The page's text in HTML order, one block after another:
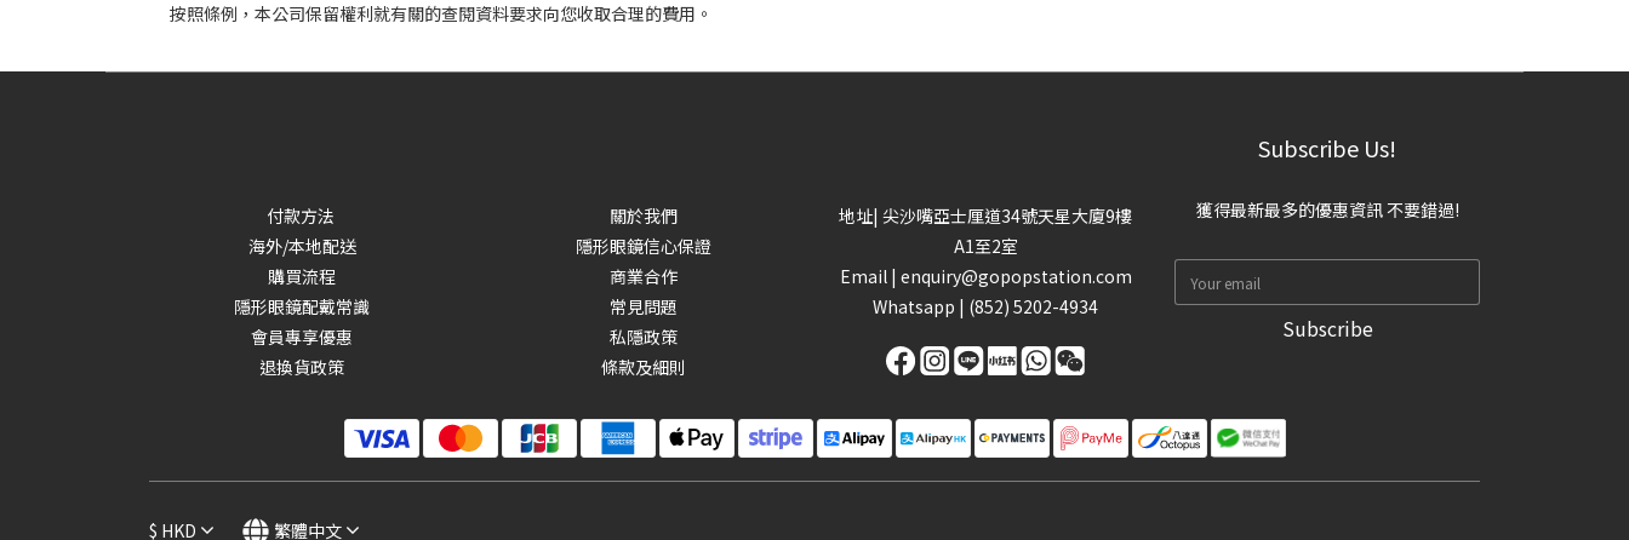
按照條例，本公司保留權利就有關的查閱資料要求向您收取合理的費用。
付款方法
海外/本地配送
購買流程
隱形眼鏡配戴常識
會員專享優惠
退換貨政策
關於我們
隱形眼鏡信心保證
商業合作
常見問題
私隱政策
條款及細則
地址| 尖沙嘴亞士厘道34號天星大廈9樓
A1至2室
Email | enquiry@gopopstation.com
Whatsapp | (852) 5202-4934
Subscribe Us!
獲得最新最多的優惠資訊 不要錯過!
Subscribe
$ HKD 繁體中文